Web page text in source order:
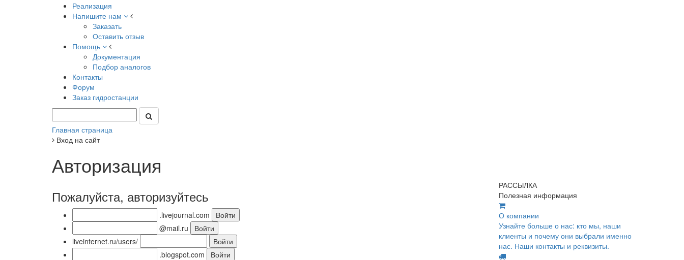
Реализация
Напишите нам
Заказать
Оставить отзыв
Помощь
Документация
Подбор аналогов
Контакты
Форум
Заказ гидростанции
Главная страница
Вход на сайт
Авторизация
Пожалуйста, авторизуйтесь
.livejournal.com
@mail.ru
liveinternet.ru/users/
.blogspot.com
РАССЫЛКА
Полезная информация
О компании
Узнайте больше о нас: кто мы, наши
клиенты и почему они выбрали именно
нас. Наши контакты и реквизиты.